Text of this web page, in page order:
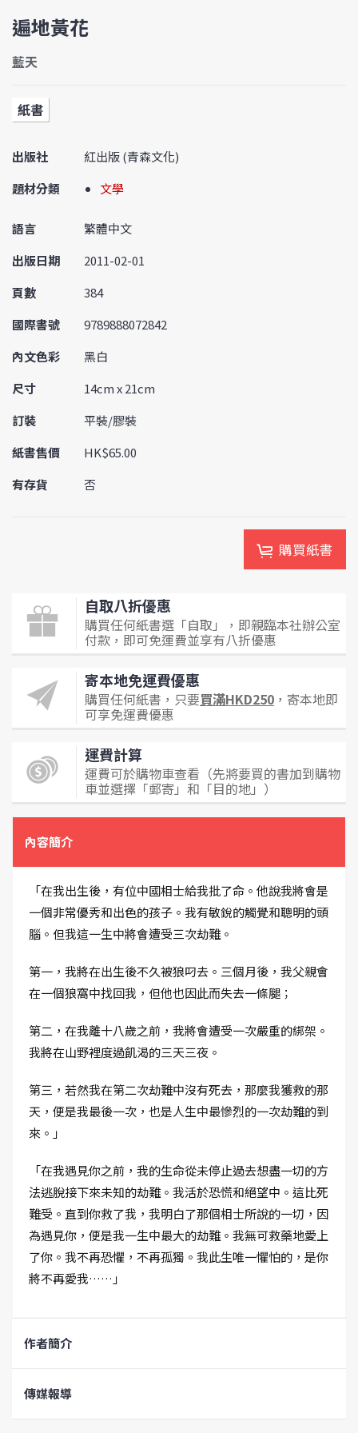
遍地黃花
藍天
紙書
出版社
紅出版 (青森文化)
題材分類
文學
語言
繁體中文
出版日期
2011-02-01
頁數
384
國際書號
9789888072842
內文色彩
黑白
尺寸
14cm x 21cm
訂裝
平裝/膠裝
紙書售價
HK$65.00
有存貨
否
購買紙書
自取八折優惠
購買任何紙書選「自取」，即親臨本社辦公室
付款，即可免運費並享有八折優惠
寄本地免運費優惠
購買任何紙書，只要買滿HKD250 ，寄本地即
可享免運費優惠
運費計算
運費可於購物車查看（先將要買的書加到購物
車並選擇「郵寄」和「目的地」）
內容簡介
「在我出生後，有位中國相士給我批了命。他說我將會是
一個非常優秀和出色的孩子。我有敏銳的觸覺和聰明的頭
腦。但我這一生中將會遭受三次劫難。
第一，我將在出生後不久被狼叼去。三個月後，我父親會
在一個狼窩中找回我，但他也因此而失去一條腿；
第二，在我離十八歲之前，我將會遭受一次嚴重的綁架。
我將在山野裡度過飢渴的三天三夜。
第三，若然我在第二次劫難中沒有死去，那麼我獲救的那
天，便是我最後一次，也是人生中最慘烈的一次劫難的到
來。」
「在我遇見你之前，我的生命從未停止過去想盡一切的方
法逃脫接下來未知的劫難。我活於恐慌和絕望中。這比死
難受。直到你救了我，我明白了那個相士所說的一切，因
為遇見你，便是我一生中最大的劫難。我無可救藥地愛上
了你。我不再恐懼，不再孤獨。我此生唯一懼怕的，是你
將不再愛我……」
作者簡介
傳媒報導